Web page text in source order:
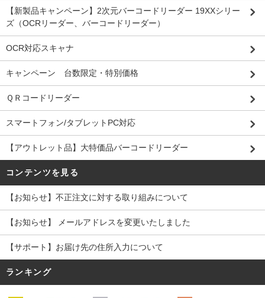
【新製品キャンペーン】2次元バーコードリーダー 19XXシリー
ズ（OCRリーダー、バーコードリーダー）
OCR対応スキャナ
キャンペーン 台数限定・特別価格
ＱＲコードリーダー
スマートフォン/タブレットPC対応
【アウトレット品】大特価品バーコードリーダー
コンテンツを見る
【お知らせ】不正注文に対する取り組みについて
【お知らせ】 メールアドレスを変更いたしました
【サポート】お届け先の住所入力について
ランキング